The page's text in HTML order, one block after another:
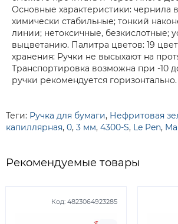
Основные характеристики: чернила
химически стабильные; тонкий
линии; нетоксичные, безкислотные;
выцветанию. Палитра цветов: 19
хранения: Ручки не высыхают на
Транспортировка возможна при -10
ручки рекомендуется горизонтально.
Теги: Ручка для бумаги, Нефритовая
капиллярная, 0, 3 мм, 4300-S, Le Pen,
Рекомендуемые товары
Код: 4823064923285